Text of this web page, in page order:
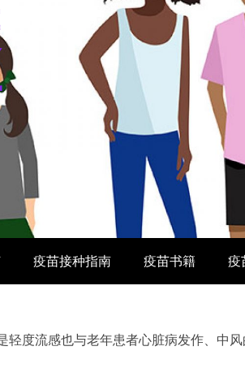
疫苗接种指南 疫苗书籍 疫
轻度流感也与老年患者心脏病发作、中